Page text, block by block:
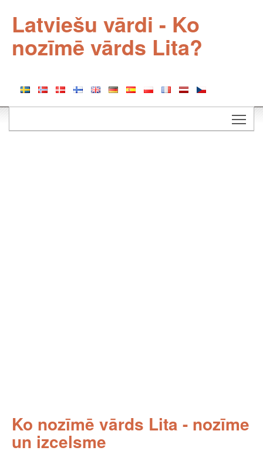
Latviešu vārdi - Ko
nozīmē vārds Lita?
Ko nozīmē vārds Lita - nozīme
un izcelsme